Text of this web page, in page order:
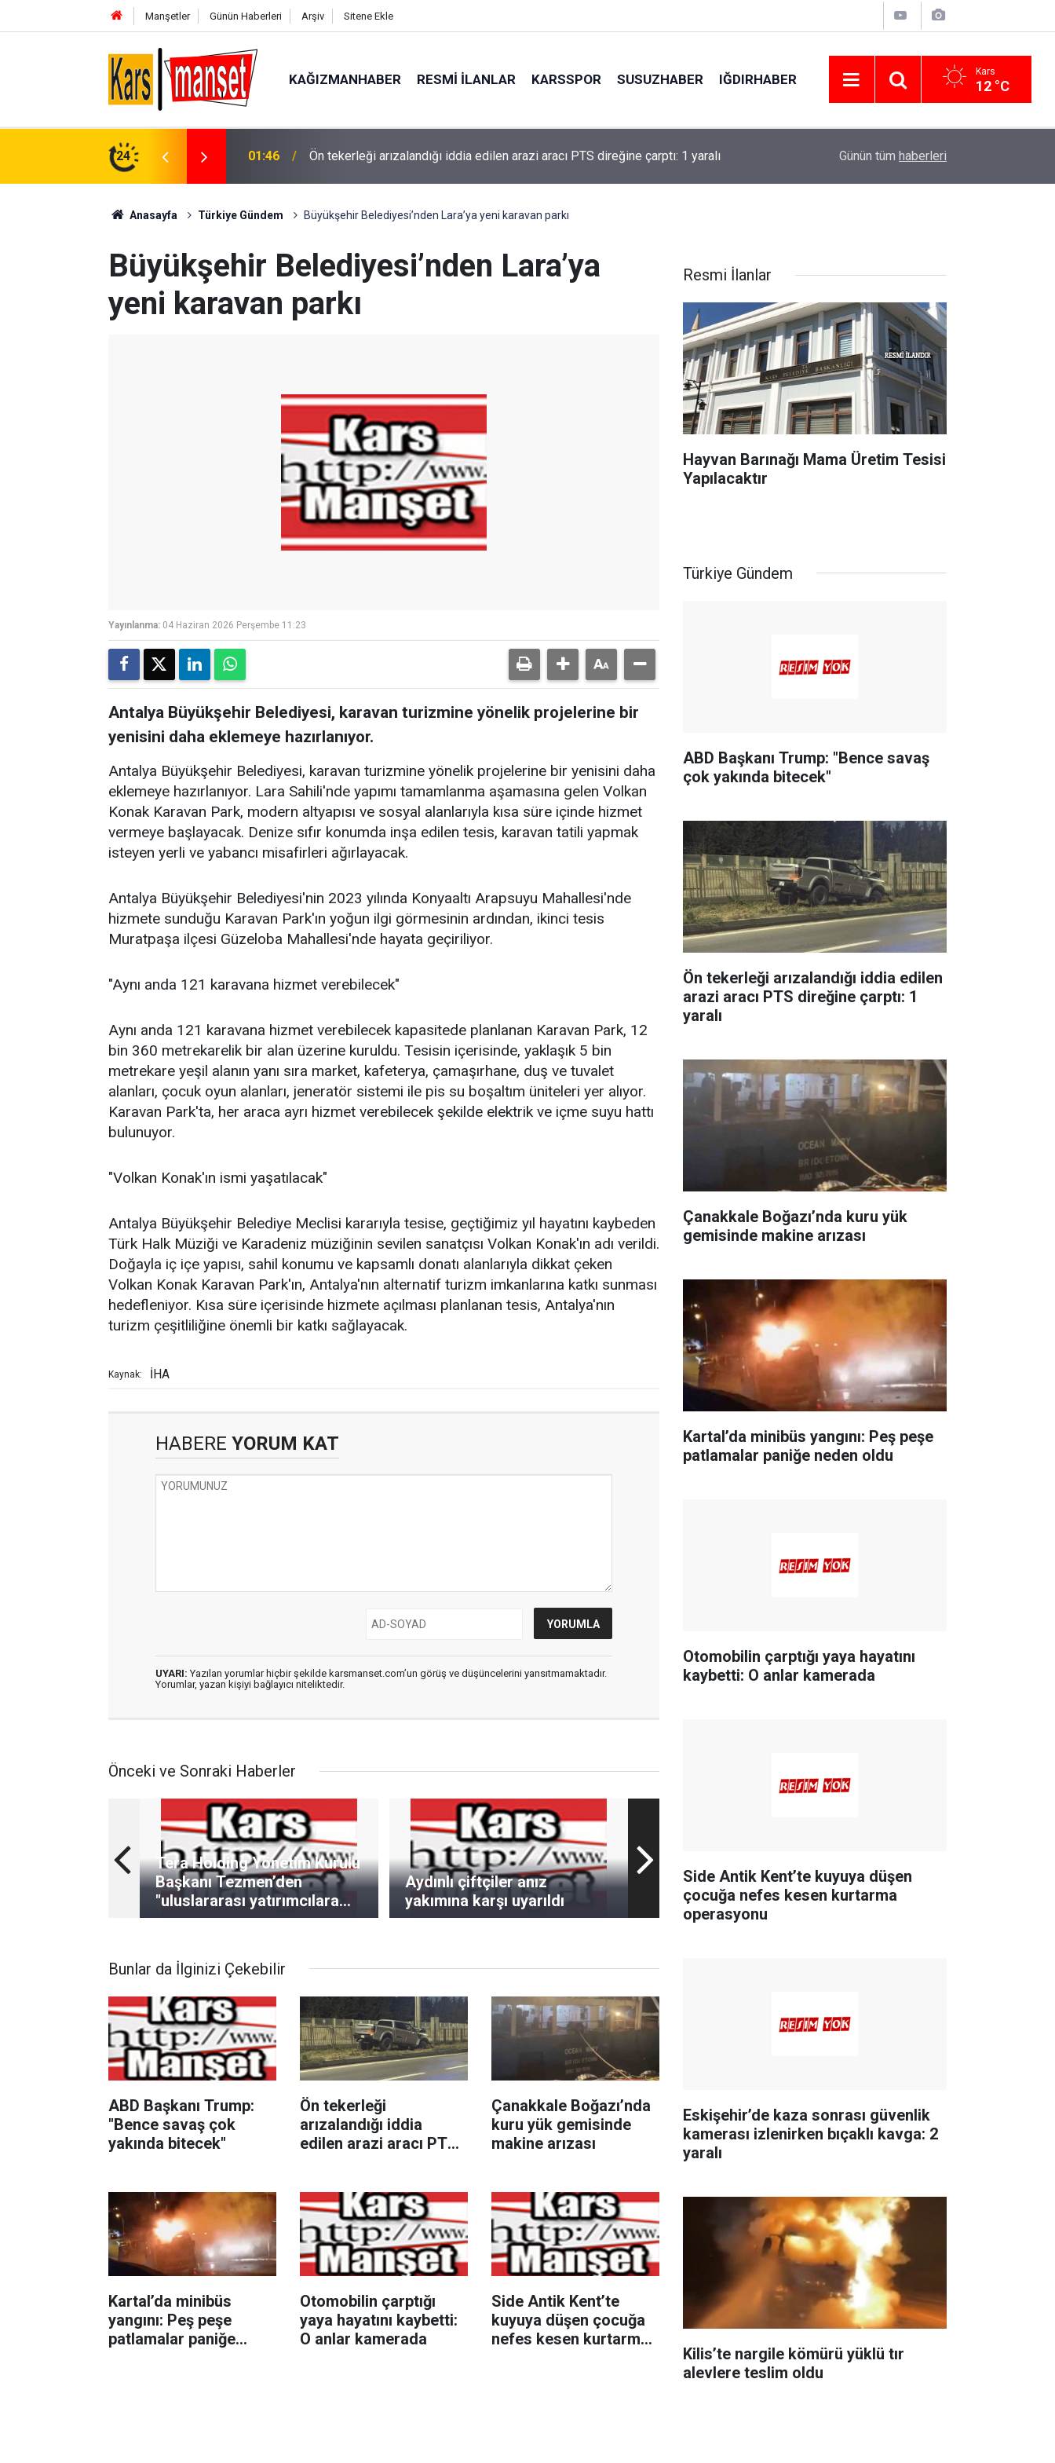
Manşetler Günün Haberleri Arşiv Sitene Ekle
KAĞIZMANHABER RESMI İLANLAR KARSSPOR SUSUZHABER IĞDIRHABER Kars
12 °C
24
01:46
Ön tekerleği arızalandığı iddia edilen arazi aracı PTS direğine çarptı: 1 yaralı
01:43
Çanakkale Boğazı’nda kuru yük gemisinde makine arızası Kartal’da minibüs yangını: Peş peşe
Günün tüm haberleri
Anasayfa Türkiye Gündem Büyükşehir Belediyesi’nden Lara’ya yeni karavan parkı
Büyükşehir Belediyesi’nden Lara’ya
yeni karavan parkı
Yayınlanma: 04 Haziran 2026 Perşembe 11:23
Antalya Büyükşehir Belediyesi, karavan turizmine yönelik projelerine bir
yenisini daha eklemeye hazırlanıyor.
Antalya Büyükşehir Belediyesi, karavan turizmine yönelik projelerine bir yenisini daha
eklemeye hazırlanıyor. Lara Sahili'nde yapımı tamamlanma aşamasına gelen Volkan
Konak Karavan Park, modern altyapısı ve sosyal alanlarıyla kısa süre içinde hizmet
vermeye başlayacak. Denize sıfır konumda inşa edilen tesis, karavan tatili yapmak
isteyen yerli ve yabancı misafirleri ağırlayacak.
Antalya Büyükşehir Belediyesi'nin 2023 yılında Konyaaltı Arapsuyu Mahallesi'nde
hizmete sunduğu Karavan Park'ın yoğun ilgi görmesinin ardından, ikinci tesis
Muratpaşa ilçesi Güzeloba Mahallesi'nde hayata geçiriliyor.
"Aynı anda 121 karavana hizmet verebilecek"
Aynı anda 121 karavana hizmet verebilecek kapasitede planlanan Karavan Park, 12
bin 360 metrekarelik bir alan üzerine kuruldu. Tesisin içerisinde, yaklaşık 5 bin
metrekare yeşil alanın yanı sıra market, kafeterya, çamaşırhane, duş ve tuvalet
alanları, çocuk oyun alanları, jeneratör sistemi ile pis su boşaltım üniteleri yer alıyor.
Karavan Park'ta, her araca ayrı hizmet verebilecek şekilde elektrik ve içme suyu hattı
bulunuyor.
"Volkan Konak'ın ismi yaşatılacak"
Antalya Büyükşehir Belediye Meclisi kararıyla tesise, geçtiğimiz yıl hayatını kaybeden
Türk Halk Müziği ve Karadeniz müziğinin sevilen sanatçısı Volkan Konak'ın adı verildi.
Doğayla iç içe yapısı, sahil konumu ve kapsamlı donatı alanlarıyla dikkat çeken
Volkan Konak Karavan Park'ın, Antalya'nın alternatif turizm imkanlarına katkı sunması
hedefleniyor. Kısa süre içerisinde hizmete açılması planlanan tesis, Antalya'nın
turizm çeşitliliğine önemli bir katkı sağlayacak.
Kaynak: İHA
HABERE YORUM KAT
UYARI: Yazılan yorumlar hiçbir şekilde karsmanset.com’un görüş ve düşüncelerini yansıtmamaktadır.
Yorumlar, yazan kişiyi bağlayıcı niteliktedir.
Önceki ve Sonraki Haberler
Tera Holding Yönetim Kurulu
Başkanı Tezmen’den
"uluslararası yatırımcılara
Türkiye" çağrısı
Aydınlı çiftçiler anız
yakımına karşı uyarıldı
Bunlar da İlginizi Çekebilir
ABD Başkanı Trump:
"Bence savaş çok
yakında bitecek"
Ön tekerleği
arızalandığı iddia
edilen arazi aracı PTS
Çanakkale Boğazı’nda
kuru yük gemisinde
makine arızası
Kartal’da minibüs
yangını: Peş peşe
patlamalar paniğe
Otomobilin çarptığı
yaya hayatını kaybetti:
O anlar kamerada
Side Antik Kent’te
kuyuya düşen çocuğa
nefes kesen kurtarma
Resmi İlanlar
Hayvan Barınağı Mama Üretim Tesisi
Yapılacaktır
Türkiye Gündem
ABD Başkanı Trump: "Bence savaş
çok yakında bitecek"
Ön tekerleği arızalandığı iddia edilen
arazi aracı PTS direğine çarptı: 1
yaralı
Çanakkale Boğazı’nda kuru yük
gemisinde makine arızası
Kartal’da minibüs yangını: Peş peşe
patlamalar paniğe neden oldu
Otomobilin çarptığı yaya hayatını
kaybetti: O anlar kamerada
Side Antik Kent’te kuyuya düşen
çocuğa nefes kesen kurtarma
operasyonu
Eskişehir’de kaza sonrası güvenlik
kamerası izlenirken bıçaklı kavga: 2
yaralı
Kilis’te nargile kömürü yüklü tır
alevlere teslim oldu